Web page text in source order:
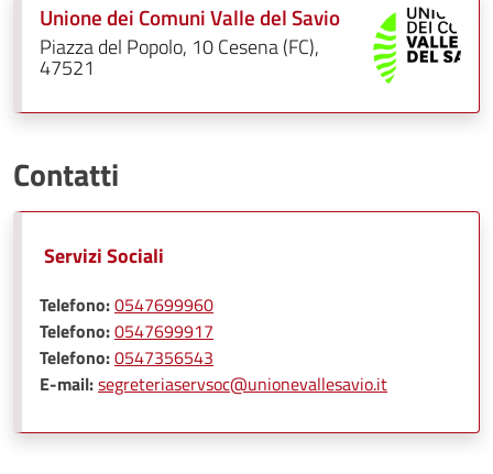
Unione dei Comuni Valle del Savio
Piazza del Popolo, 10 Cesena (FC),
47521
Contatti
Servizi Sociali
Telefono:0547699960
Telefono:0547699917
Telefono:0547356543
E-mail:segreteriaservsoc@unionevallesavio.it